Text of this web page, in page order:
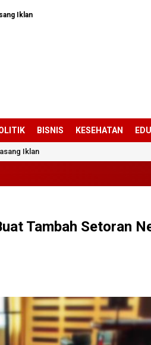
Iklan
BISNIS KESEHATAN
Iklan
DAFTAR
Tambah Setoran